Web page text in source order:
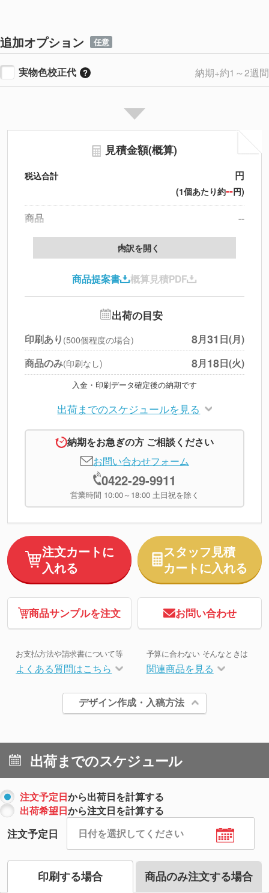
追加オプション 任意
実物色校正代 納期+約1～2週間
見積金額(概算)
税込合計 円
(1個あたり約--円)
商品
--
製版代
印刷代
北海道・沖縄・離島 別途
※上記小計は税別です
内訳を開く
商品提案書 概算見積PDF
出荷の目安
印刷あり (500個程度の場合) 8月31 日(月)
商品のみ(印刷なし) 8月18日(火)
入金・印刷データ確定後の納期です
出荷までのスケジュールを見る
納期をお急ぎの方 ご相談ください
お問い合わせフォーム
0422-29-9911
営業時間 10:00～18:00 土日祝を除く
注文カートに
入れる
スタッフ見積
カートに入れる
商品サンプルを注文 お問い合わせ
お支払方法や請求書について等
よくある質問はこちら
予算に合わない そんなときは
関連商品を見る
デザイン作成・入稿方法
出荷までのスケジュール
注文予定日から出荷日を計算する
出荷希望日から注文日を計算する
注文予定日
印刷する場合 商品のみ注文する場合